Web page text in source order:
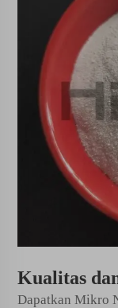
Kualitas
Dapatkan Mikro